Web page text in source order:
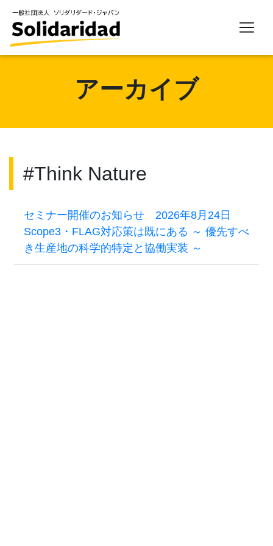
アーカイブ
#Think Nature
セミナー開催のお知らせ 2026年8月24日
Scope3・FLAG対応策は既にある ～ 優先すべ
き生産地の科学的特定と協働実装 ～